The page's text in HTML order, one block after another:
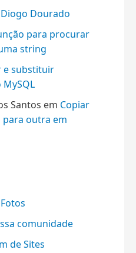
Diogo Dourado
para procurar
string
e substituir
Santos em Copiar
para outra em
comunidade
de Sites